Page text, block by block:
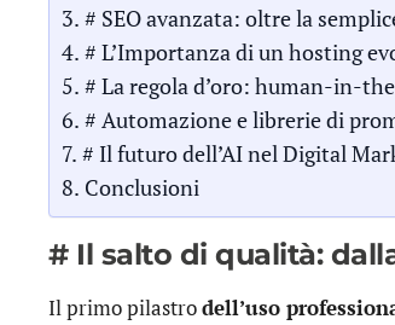
# SEO avanzata: oltre la
# L’Importanza di un hosting
# La regola d’oro: human-in-
# Automazione e librerie di
# Il futuro dell’AI nel Digital
Conclusioni
# Il salto di qualità:
Il primo pilastrodell’uso